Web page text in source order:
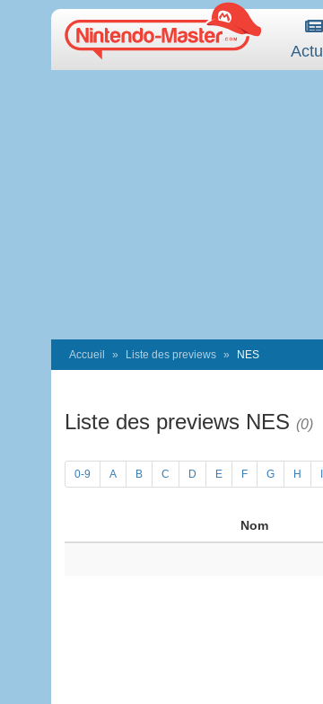
Actu
Accueil Liste des previews NES
Liste des previews NES (0)
0-9 A B C D E F G H
Nom